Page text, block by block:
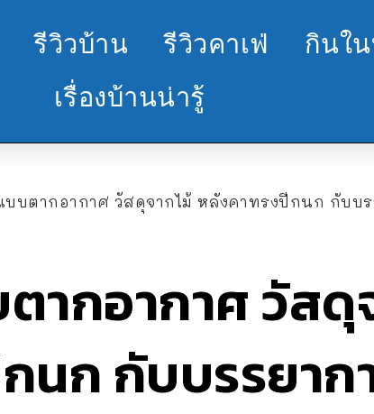
รีวิวบ้าน รีวิวคาเฟ่
กินใ
เรื่องบ้านน่ารู้
บตากอากาศ วัสดุจากไม้ หลังคาทรงปีกนก กับบร
ากอากาศ วัสดุ
นก กับบรรยาก